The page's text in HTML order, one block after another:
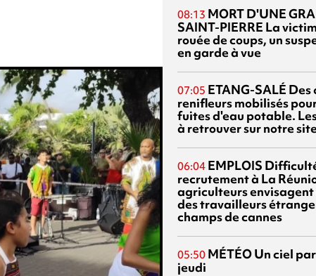
08:13 MORT D'UNE
SAINT-PIERRE La
rouée de coups, un
en garde à vue
07:05 ETANG-SALÉ Des
renifleurs mobilisés
fuites d'eau potable.
à retrouver sur notre
06:04 EMPLOIS
recrutement à La
agriculteurs
des travailleurs
champs de cannes
05:50 MÉTÉOUn ciel
jeudi